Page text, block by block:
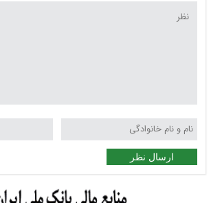
ارسال نظر